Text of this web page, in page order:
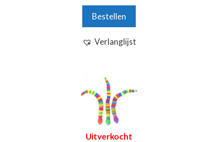
5Bestellen
Verlanglijst
Uitverkocht